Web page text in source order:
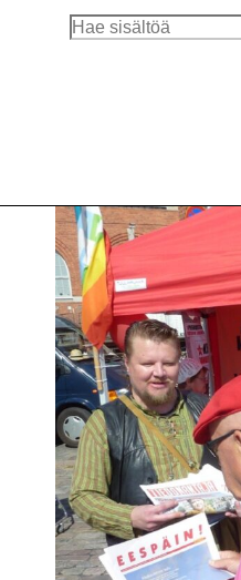
Search